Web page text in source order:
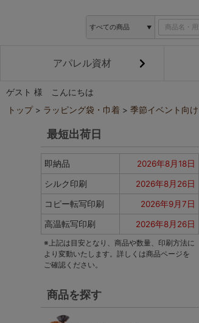
アパレル資材
ゲスト 様 こんにちは
トップ ラッピング袋・巾着 季節イベント向
最短出荷日
即納品 2026年8月18日
シルク印刷 2026年8月26日
コピー転写印刷 2026年9月7日
高温転写印刷 2026年8月26日
※上記は目安となり、商品や数量、印刷方法に
より変動いたします。詳しくは商品ページを
ご確認ください。
商品を探す